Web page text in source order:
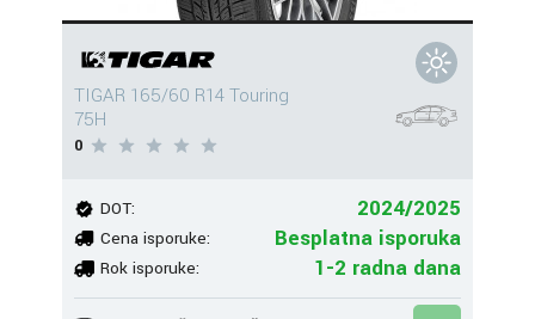
TIGAR 165/60 R14 Touring
75H
0
DOT: 2024/2025
Cena isporuke: Besplatna isporuka
Rok isporuke: 1-2 radna dana